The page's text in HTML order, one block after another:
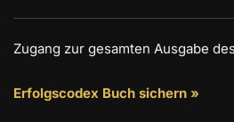
Zugang zur gesamten Ausgabe
Erfolgscodex Buch sichern »